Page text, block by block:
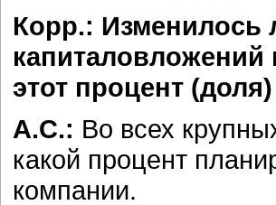
Корр.: Изменилось
капиталовложений
этот процент
А.С.: Во всех
какой процент
компании.